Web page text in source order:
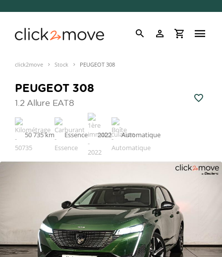
click2move Stock PEUGEOT 308
PEUGEOT 308
1.2 Allure EAT8
50 735 km Essence 2022 Automatique